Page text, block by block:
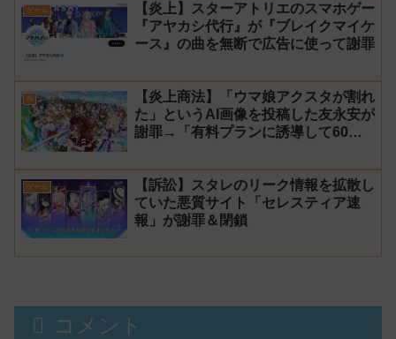
ゲーム
【炎上】スターアトリエのスマホゲー
『アヤカシ代行』が『ブレイクマイケ
ース』の曲を無断で広告に使って謝罪
AI
【炎上商法】「ウマ娘アクスタが割れ
た」というAI画像を投稿した友永安が
謝罪→「有料プランに誘導して60万
娘エロイラストをリポスト！
ゲーム
【訴訟】スタレのリーク情報を拡散し
ていた悪質サイト「セレスティア速
報」が謝罪＆閉鎖
コメント